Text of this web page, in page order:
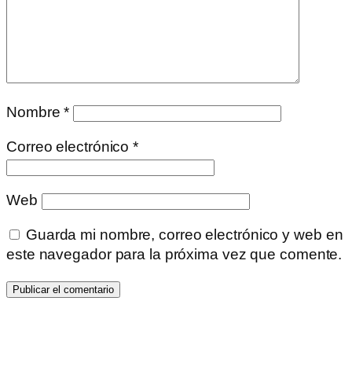
Nombre*
Correo electrónico*
Web
Guarda mi nombre, correo electrónico y web en
este navegador para la próxima vez que comente.